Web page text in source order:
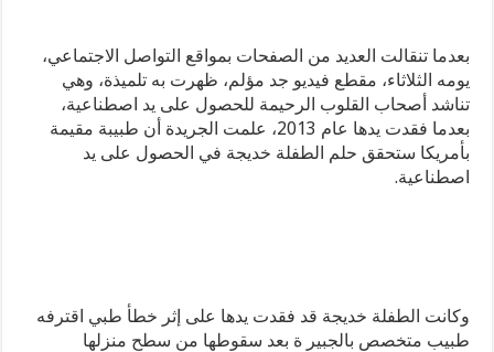
بعدما تنقالت العديد من الصفحات بمواقع التواصل الاجتماعي،
يومه الثلاثاء، مقطع فيديو جد مؤلم، ظهرت به تلميذة، وهي
تناشد أصحاب القلوب الرحيمة للحصول على يد اصطناعية،
بعدما فقدت يدها عام 2013، علمت الجريدة أن طبيبة مقيمة
بأمريكا ستحقق حلم الطفلة خديجة في الحصول على يد
اصطناعية‎.
وكانت الطفلة خديجة قد فقدت يدها على إثر خطأ طبي اقترفه
طبيب متخصص بالجبير ة بعد سقوطها من سطح منزلها